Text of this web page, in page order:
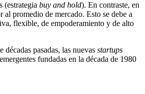
(estrategia buy and hold). En contraste, en
promedio de mercado. Esto se debe a
flexible, de empoderamiento y de alto
pasadas, las nuevas startups
fundadas en la década de 1980